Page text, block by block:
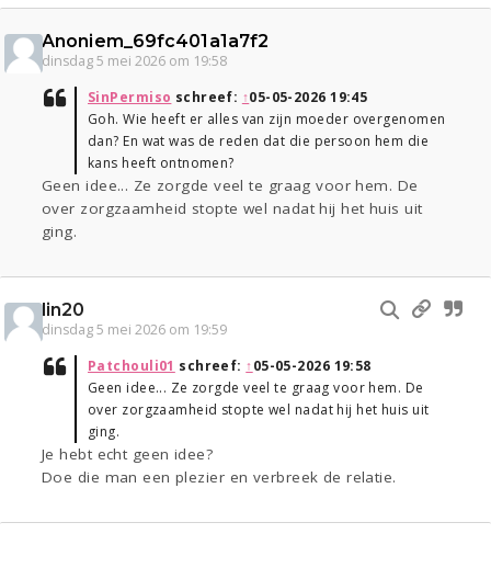
Anoniem_69fc401a1a7f2
dinsdag 5 mei 2026 om 19:58
SinPermiso schreef: ↑05-05-2026 19:45
Goh. Wie heeft er alles van zijn moeder overgenomen
dan? En wat was de reden dat die persoon hem die
kans heeft ontnomen?
Geen idee... Ze zorgde veel te graag voor hem. De
over zorgzaamheid stopte wel nadat hij het huis uit
ging.
lin20
dinsdag 5 mei 2026 om 19:59
Patchouli01 schreef: ↑05-05-2026 19:58
Geen idee... Ze zorgde veel te graag voor hem. De
over zorgzaamheid stopte wel nadat hij het huis uit
ging.
Je hebt echt geen idee?
Doe die man een plezier en verbreek de relatie.